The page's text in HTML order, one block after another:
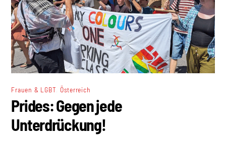
Frauen & LGBT Österreich
Prides: Gegen jede
Unterdrückung!